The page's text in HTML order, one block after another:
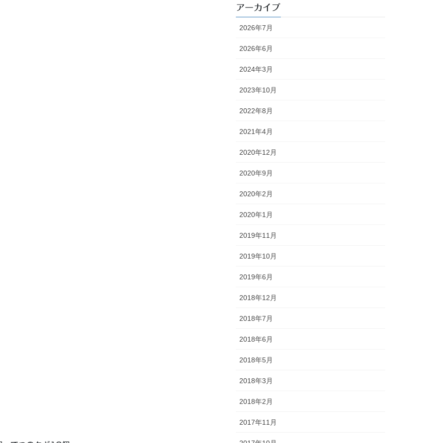
アーカイブ
2026年7月
2026年6月
2024年3月
2023年10月
2022年8月
2021年4月
2020年12月
2020年9月
2020年2月
2020年1月
2019年11月
2019年10月
2019年6月
2018年12月
2018年7月
2018年6月
2018年5月
2018年3月
2018年2月
2017年11月